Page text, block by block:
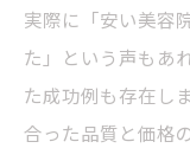
実際に「安い美容
た」という声もあ
た成功例も存在し
合った品質と価格